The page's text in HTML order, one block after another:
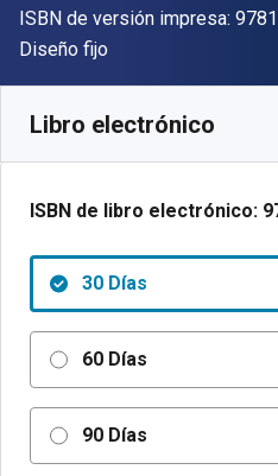
ISBN de versión impresa:
Formato
Diseño fijo
Libro electrónico
ISBN de libro electrónico:
30 Días
60 Días
90 Días